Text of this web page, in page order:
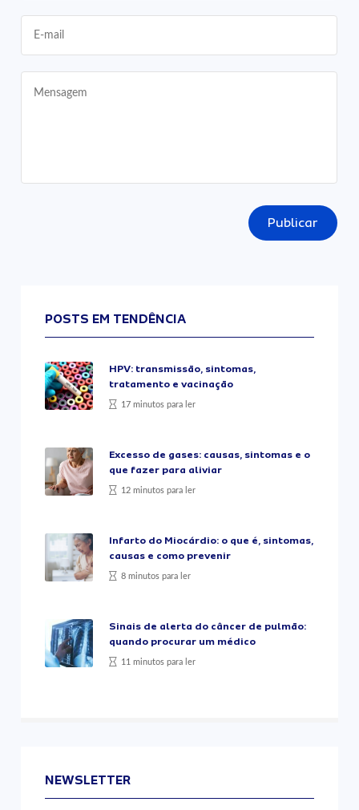
Publicar
POSTS EM TENDÊNCIA
HPV: transmissão, sintomas,
tratamento e vacinação
17 minutos para ler
Excesso de gases: causas, sintomas e o
que fazer para aliviar
12 minutos para ler
Infarto do Miocárdio: o que é, sintomas,
causas e como prevenir
8 minutos para ler
Sinais de alerta do câncer de pulmão:
quando procurar um médico
11 minutos para ler
NEWSLETTER